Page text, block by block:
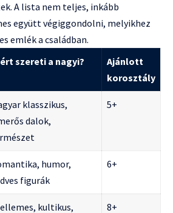
A lista nem teljes, inkább
együtt végiggondolni, melyikhez
emlék a családban.
szereti a nagyi?
Ajánlott
korosztály
klasszikus,
dalok,
5+
humor,
figurák
6+
kultikus,
8+